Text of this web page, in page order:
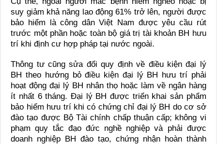
suy giảm khả năng lao động 61% trở lên, người được
bảo hiểm là công dân Việt Nam được yêu cầu rút
trước một phần hoặc toàn bộ giá trị tài khoản BH hưu
trí khi định cư hợp pháp tại nước ngoài.
Thông tư cũng sửa đổi quy định về điều kiện đại lý
BH theo hướng bỏ điều kiện đại lý BH hưu trí phải
hoạt động đại lý BH nhân thọ hoặc làm về ngân hàng
ít nhất 6 tháng. Đại lý BH được triển khai sản phẩm
bảo hiểm hưu trí khi có chứng chỉ đại lý BH do cơ sở
đào tạo được Bộ Tài chính chấp thuận cấp; không vi
phạm quy tắc đạo đức nghề nghiệp và phải được
doanh nghiệp BH đào tạo, chứng nhận hoàn thành